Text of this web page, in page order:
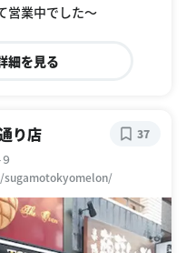
営業中でした〜
細を見る
り店 37